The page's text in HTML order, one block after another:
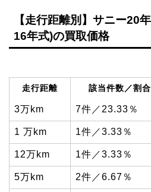
【走行距離別】サニー20
16年式)の買取価格
走行距離 該当件数／割合
3万km 7件／23.33％
1 万km 1件／3.33％
12万km 1件／3.33％
5万km 2件／6.67％